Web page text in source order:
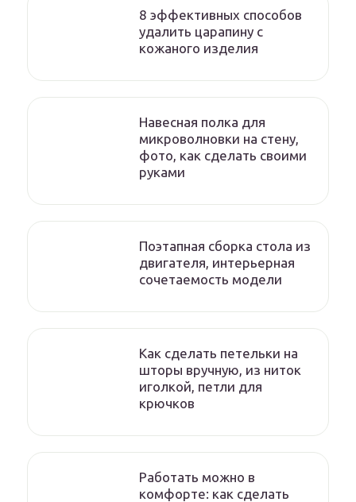
8 эффективных способов
удалить царапину с
кожаного изделия
Навесная полка для
микроволновки на стену,
фото, как сделать своими
руками
Поэтапная сборка стола из
двигателя, интерьерная
сочетаемость модели
Как сделать петельки на
шторы вручную, из ниток
иголкой, петли для
крючков
Работать можно в
комфорте: как сделать